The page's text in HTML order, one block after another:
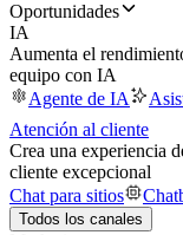
Oportunidades
IA
Aumenta el
equipo con IA
Agente de IA
Atención al cliente
Crea una experiencia
cliente excepcional
Chat para sitios
Todos los canales